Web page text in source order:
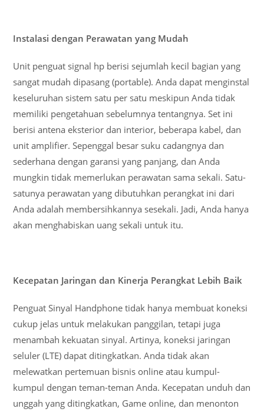
Instalasi dengan Perawatan yang Mudah
Unit penguat signal hp berisi sejumlah kecil bagian yang
sangat mudah dipasang (portable). Anda dapat menginstal
keseluruhan sistem satu per satu meskipun Anda tidak
memiliki pengetahuan sebelumnya tentangnya. Set ini
berisi antena eksterior dan interior, beberapa kabel, dan
unit amplifier. Sepenggal besar suku cadangnya dan
sederhana dengan garansi yang panjang, dan Anda
mungkin tidak memerlukan perawatan sama sekali. Satu-
satunya perawatan yang dibutuhkan perangkat ini dari
Anda adalah membersihkannya sesekali. Jadi, Anda hanya
akan menghabiskan uang sekali untuk itu.
Kecepatan Jaringan dan Kinerja Perangkat Lebih Baik
Penguat Sinyal Handphone tidak hanya membuat koneksi
cukup jelas untuk melakukan panggilan, tetapi juga
menambah kekuatan sinyal. Artinya, koneksi jaringan
seluler (LTE) dapat ditingkatkan. Anda tidak akan
melewatkan pertemuan bisnis online atau kumpul-
kumpul dengan teman-teman Anda. Kecepatan unduh dan
unggah yang ditingkatkan, Game online, dan menonton